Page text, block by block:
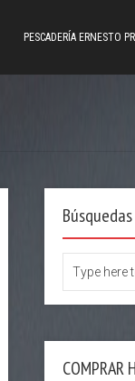
PESCADERÍA ERNESTO
Búsquedas
COMPRAR